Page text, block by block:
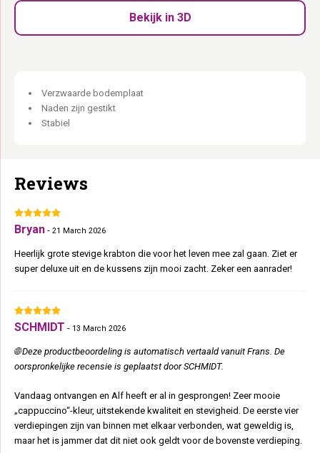
Volledig bekleed met sisaltapijt:
Krabben aan alle kanten – ook
ideaal voor katten die anders je meubels te grazen nemen.
Vier royale slaapplekken:Ingangen aan voor- en zijkant – elke
Extra dikke bodemplaat van 4 cm:
Bekijk in 3D
Verzwaarde bodemplaat
Naden zijn gestikt
Stabiel
Reviews
Bryan - 21 March 2026
Heerlijk grote stevige krabton die voor het leven mee zal gaan. Ziet er
super deluxe uit en de kussens zijn mooi zacht. Zeker een aanrader!
SCHMIDT - 13 March 2026
🌐 Deze productbeoordeling is automatisch vertaald vanuit Frans. De
oorspronkelijke recensie is geplaatst door SCHMIDT.
Vandaag ontvangen en Alf heeft er al in gesprongen! Zeer mooie
„cappuccino“-kleur, uitstekende kwaliteit en stevigheid. De eerste vier
verdiepingen zijn van binnen met elkaar verbonden, wat geweldig is,
maar het is jammer dat dit niet ook geldt voor de bovenste verdieping.